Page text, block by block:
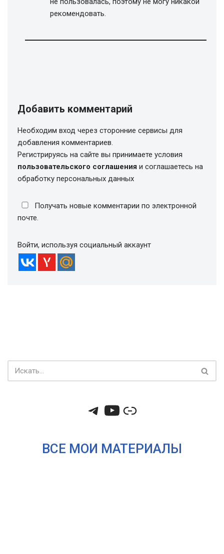
рекомендовать.
Добавить комментарий
Необходим вход через сторонние сервисы для
добавления комментариев.
Регистрируясь на сайте вы принимаете условия
пользовательского соглашения и соглашаетесь на
обработку персональных данных
Получать новые комментарии по электронной
почте.
Войти, используя социальный аккаунт
ВСЕ МОИ МАТЕРИАЛЫ